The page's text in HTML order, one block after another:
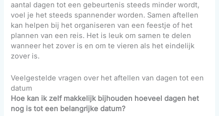
aantal dagen tot een gebeurtenis steeds minder wordt,
voel je het steeds spannender worden. Samen aftellen
kan helpen bij het organiseren van een feestje of het
plannen van een reis. Het is leuk om samen te delen
wanneer het zover is en om te vieren als het eindelijk
zover is.
Veelgestelde vragen over het aftellen van dagen tot een
datum
Hoe kan ik zelf makkelijk bijhouden hoeveel dagen het
nog is tot een belangrijke datum?